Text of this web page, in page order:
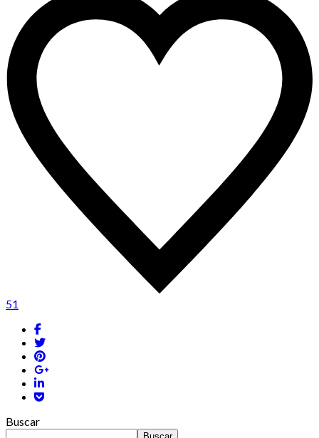
51
Buscar
Buscar